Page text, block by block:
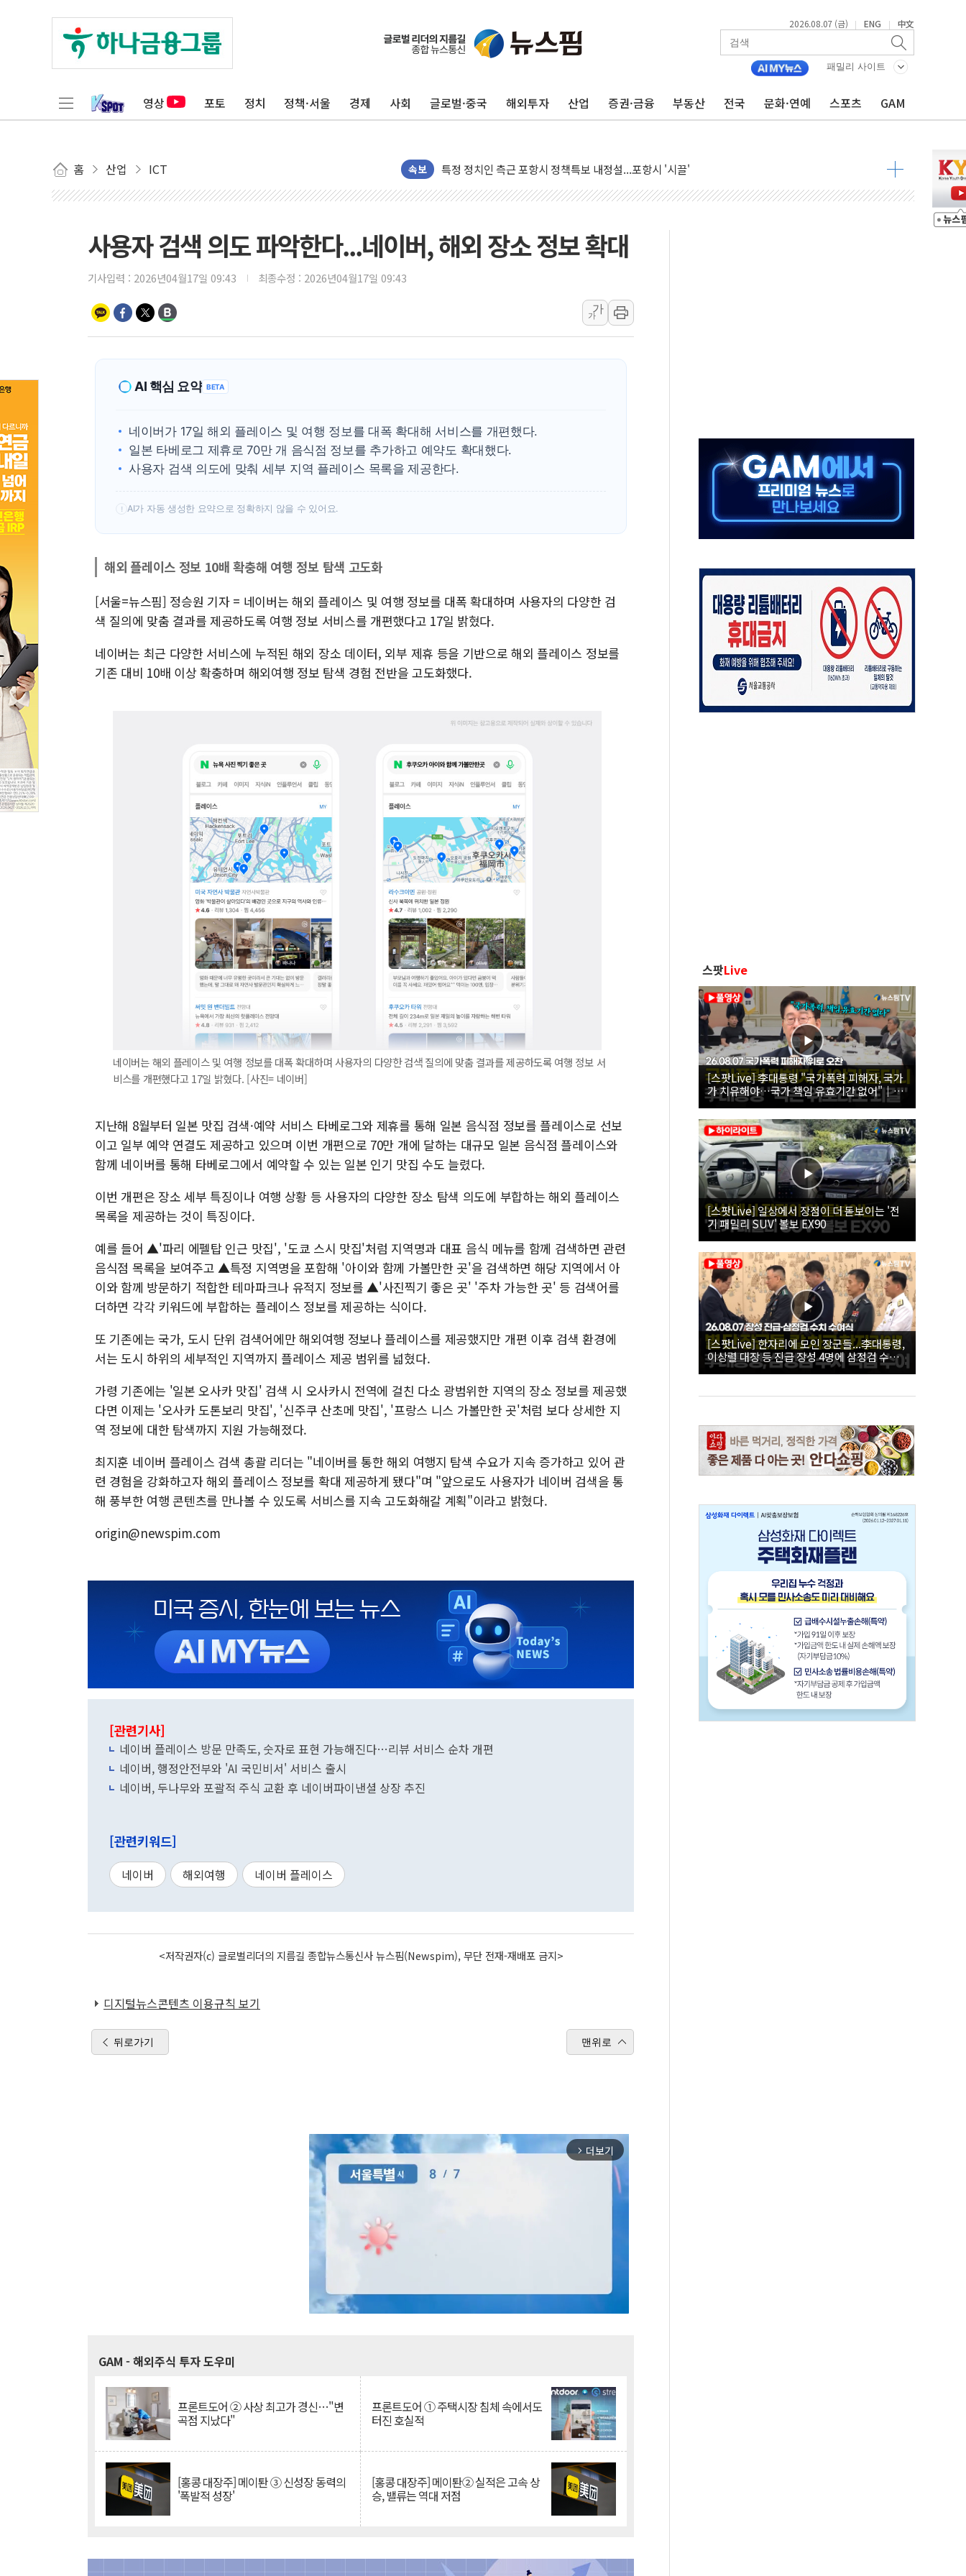
2026.08.07 (금) | ENG | 中文
패밀리 사이트
영상 포토 정치 정책·서울 경제 사회 글로벌·중국 해외투자 산업 증권·금융 부동산 전국 문화·연예 스포츠 GAM
홈 산업 ICT 속보
[종합] 美 7월 고용 2만3000명 감소 '쇼크'…9월 금리 인상 기대 후퇴
[사진] 이슬람 수니파 3개국, 공동방위협정 체결
보훈부, 미 DPAA와 MOU… "6·25 미군 실종자 7359명 끝까지 찾겠다"
트럼프 "금리 내려야"…파월 때와 달리 워시엔 톤 낮춰
李 "해남 태양광, 대한민국 다음 100년 밑거름…수도권 집중 완화 전환점"
李 대통령, '6시간 마라톤 부동산 2차 회의' 주재… "전폭적 공급 확대·속도전 총력"
[사진] 빈살만과 에르도안의 만남
이란와이어 "이란 최고지도자 위독…곧 사망해도 놀랍지 않아"
[인도증시] 중동 불안 속 유가 상승에 소폭 하락...금융주 낙폭 커
황희 '폐버스 청년주택' SNS 글 역풍에 "정부정책 아냐" 해명
폭염 누그러지고 가뭄 숙지나...경북동해안권 8~9일 최대 100mm 호우
사우디·튀르키예·파키스탄, '공동방위협정' 체결… 수니파 국가들의 새 안보 협력 구도
[AI 부동산 투데이] 특공 전략도 '극과 극'…생애최초만 경쟁 치열
[코인시황] 비트코인 6만4000달러대 횡보…고래·ETF 매수에도 고유가·금리·입법 지연 '삼중 부담'
사용자 검색 의도 파악한다...네이버, 해외 장소 정보 확대
기사입력 : 2026년04월17일 09:43 최종수정 : 2026년04월17일 09:43
가
가
AI 핵심 요약 BETA
네이버가 17일 해외 플레이스 및 여행 정보를 대폭 확대해 서비스를 개편했다.
일본 타베로그 제휴로 70만 개 음식점 정보를 추가하고 예약도 확대했다.
사용자 검색 의도에 맞춰 세부 지역 플레이스 목록을 제공한다.
! AI가 자동 생성한 요약으로 정확하지 않을 수 있어요.
해외 플레이스 정보 10배 확충해 여행 정보 탐색 고도화
[서울=뉴스핌] 정승원 기자 = 네이버는 해외 플레이스 및 여행 정보를 대폭 확대하며 사용자의 다양한 검
색 질의에 맞춤 결과를 제공하도록 여행 정보 서비스를 개편했다고 17일 밝혔다.
네이버는 최근 다양한 서비스에 누적된 해외 장소 데이터, 외부 제휴 등을 기반으로 해외 플레이스 정보를
기존 대비 10배 이상 확충하며 해외여행 정보 탐색 경험 전반을 고도화했다.
네이버는 해외 플레이스 및 여행 정보를 대폭 확대하며 사용자의 다양한 검색 질의에 맞춤 결과를 제공하도록 여행 정보 서
비스를 개편했다고 17일 밝혔다. [사진= 네이버]
지난해 8월부터 일본 맛집 검색·예약 서비스 타베로그와 제휴를 통해 일본 음식점 정보를 플레이스로 선보
이고 일부 예약 연결도 제공하고 있으며 이번 개편으로 70만 개에 달하는 대규모 일본 음식점 플레이스와
함께 네이버를 통해 타베로그에서 예약할 수 있는 일본 인기 맛집 수도 늘렸다.
이번 개편은 장소 세부 특징이나 여행 상황 등 사용자의 다양한 장소 탐색 의도에 부합하는 해외 플레이스
목록을 제공하는 것이 특징이다.
예를 들어 ▲'파리 에펠탑 인근 맛집', '도쿄 스시 맛집'처럼 지역명과 대표 음식 메뉴를 함께 검색하면 관련
음식점 목록을 보여주고 ▲특정 지역명을 포함해 '아이와 함께 가볼만한 곳'을 검색하면 해당 지역에서 아
이와 함께 방문하기 적합한 테마파크나 유적지 정보를 ▲'사진찍기 좋은 곳' '주차 가능한 곳' 등 검색어를
더하면 각각 키워드에 부합하는 플레이스 정보를 제공하는 식이다.
또 기존에는 국가, 도시 단위 검색어에만 해외여행 정보나 플레이스를 제공했지만 개편 이후 검색 환경에
서는 도시 하위의 세부적인 지역까지 플레이스 제공 범위를 넓혔다.
가령 기존에는 '일본 오사카 맛집' 검색 시 오사카시 전역에 걸친 다소 광범위한 지역의 장소 정보를 제공했
다면 이제는 '오사카 도톤보리 맛집', '신주쿠 산초메 맛집', '프랑스 니스 가볼만한 곳'처럼 보다 상세한 지
역 정보에 대한 탐색까지 지원 가능해졌다.
최지훈 네이버 플레이스 검색 총괄 리더는 "네이버를 통한 해외 여행지 탐색 수요가 지속 증가하고 있어 관
련 경험을 강화하고자 해외 플레이스 정보를 확대 제공하게 됐다"며 "앞으로도 사용자가 네이버 검색을 통
해 풍부한 여행 콘텐츠를 만나볼 수 있도록 서비스를 지속 고도화해갈 계획"이라고 밝혔다.
origin@newspim.com
[관련기사]
네이버 플레이스 방문 만족도, 숫자로 표현 가능해진다…리뷰 서비스 순차 개편
네이버, 행정안전부와 'AI 국민비서' 서비스 출시
네이버, 두나무와 포괄적 주식 교환 후 네이버파이낸셜 상장 추진
[관련키워드]
네이버 해외여행 네이버 플레이스
<저작권자(c) 글로벌리더의 지름길 종합뉴스통신사 뉴스핌(Newspim), 무단 전재-재배포 금지>
디지털뉴스콘텐츠 이용규칙 보기
뒤로가기 맨위로
arrow_forward_ios 더보기
GAM - 해외주식 투자 도우미
프론트도어 ② 사상 최고가 경신…"변
곡점 지났다"
프론트도어 ① 주택시장 침체 속에서도
터진 호실적
[홍콩 대장주] 메이퇀 ③ 신성장 동력의
'폭발적 성장'
[홍콩 대장주] 메이퇀② 실적은 고속 상
승, 밸류는 역대 저점
스팟Live
[스팟Live] 李대통령 "국가폭력 피해자, 국가
가 치유해야…국가 책임 유효기간 없어"｜
26.08.07 국가폭력 피해자 위로 오찬
[스팟Live] 일상에서 장점이 더 돋보이는 '전
기 패밀리 SUV' 볼보 EX90
[스팟Live] 한자리에 모인 장군들...李대통령,
이상렬 대장 등 진급 장성 4명에 삼정검 수치
직접 수여｜26.08.07 장성 진급·삼정검 수치